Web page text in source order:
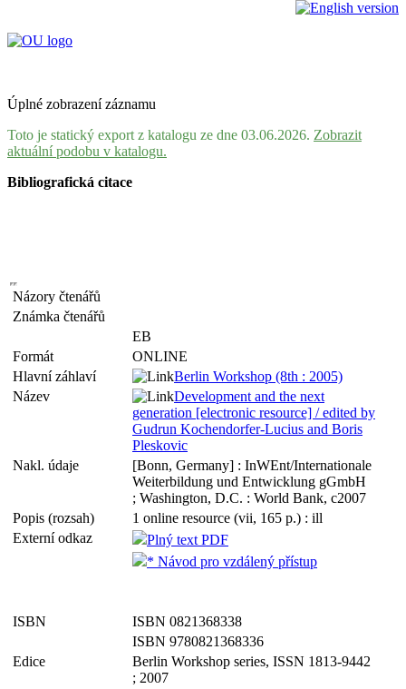
Úplné zobrazení záznamu
Toto je statický export z katalogu ze dne 03.06.2026. Zobrazit
aktuální podobu v katalogu.
Bibliografická citace
Názory čtenářů
Známka čtenářů
EB
Formát
ONLINE
Hlavní záhlaví
Berlin Workshop (8th : 2005)
Název
Development and the next
generation [electronic resource] / edited by
Gudrun Kochendorfer-Lucius and Boris
Pleskovic
Nakl. údaje
[Bonn, Germany] : InWEnt/Internationale
Weiterbildung und Entwicklung gGmbH
; Washington, D.C. : World Bank, c2007
Popis (rozsah)
1 online resource (vii, 165 p.) : ill
Externí odkaz
Plný text PDF
* Návod pro vzdálený přístup
ISBN
ISBN 0821368338
ISBN 9780821368336
Edice
Berlin Workshop series, ISSN 1813-9442
; 2007